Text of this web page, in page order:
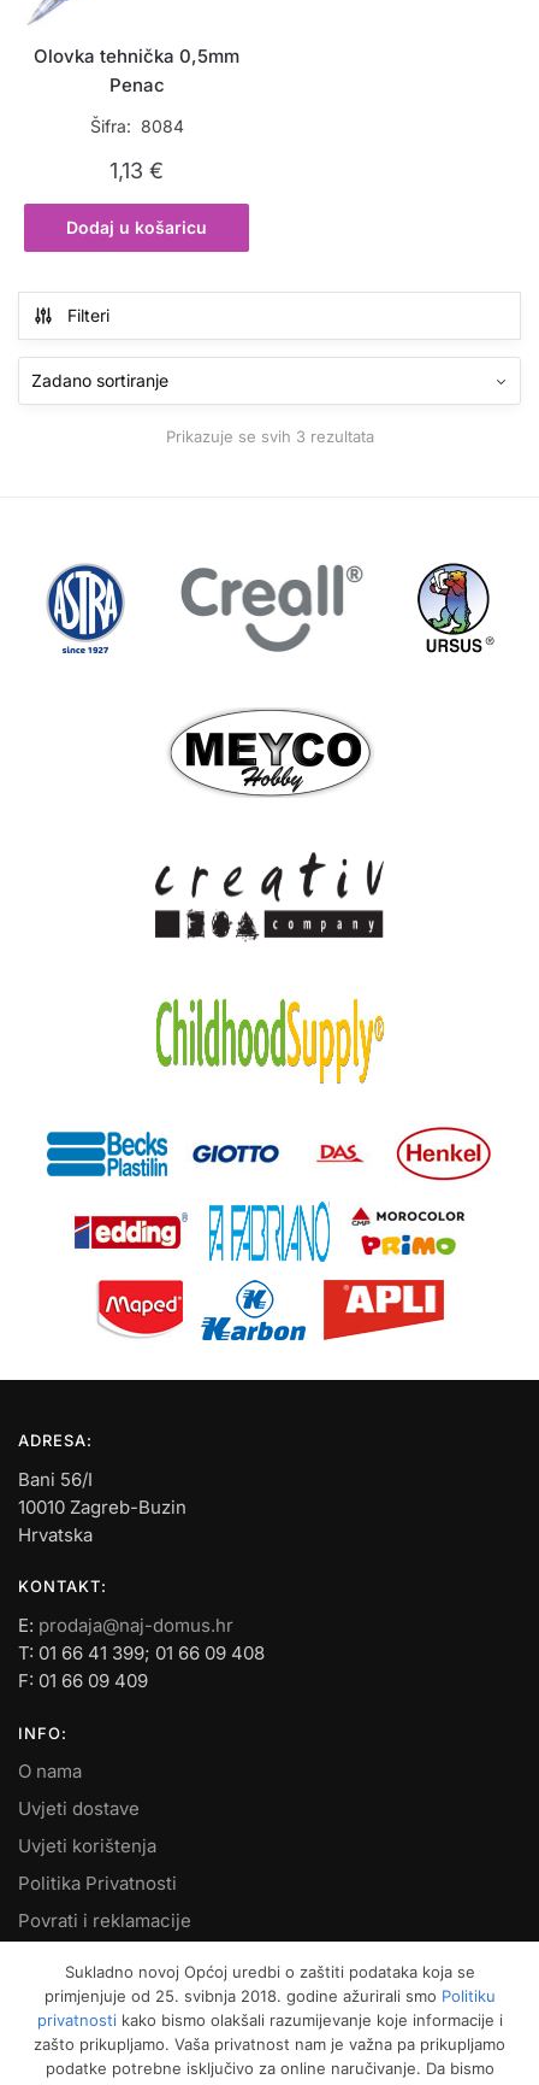
Olovka tehnička 0,5mm
Penac
Šifra: 8084
1,13€
Dodaj u košaricu
Filteri
Prikazuje se svih 3 rezultata
ADRESA:
Bani 56/I
10010 Zagreb-Buzin
Hrvatska
KONTAKT:
E: prodaja@naj-domus.hr
T: 01 66 41 399; 01 66 09 408
F: 01 66 09 409
INFO:
O nama
Uvjeti dostave
Uvjeti korištenja
Politika Privatnosti
Povrati i reklamacije
MOJ RAČUN:
Moje narudžbe
Sukladno novoj Općoj uredbi o zaštiti podataka koja se
primjenjuje od 25. svibnja 2018. godine ažurirali smo Politiku
privatnostikako bismo olakšali razumijevanje koje informacije i
zašto prikupljamo. Vaša privatnost nam je važna pa prikupljamo
podatke potrebne isključivo za online naručivanje. Da bismo